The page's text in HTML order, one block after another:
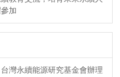
加
台灣永續能源研究基金會辦理